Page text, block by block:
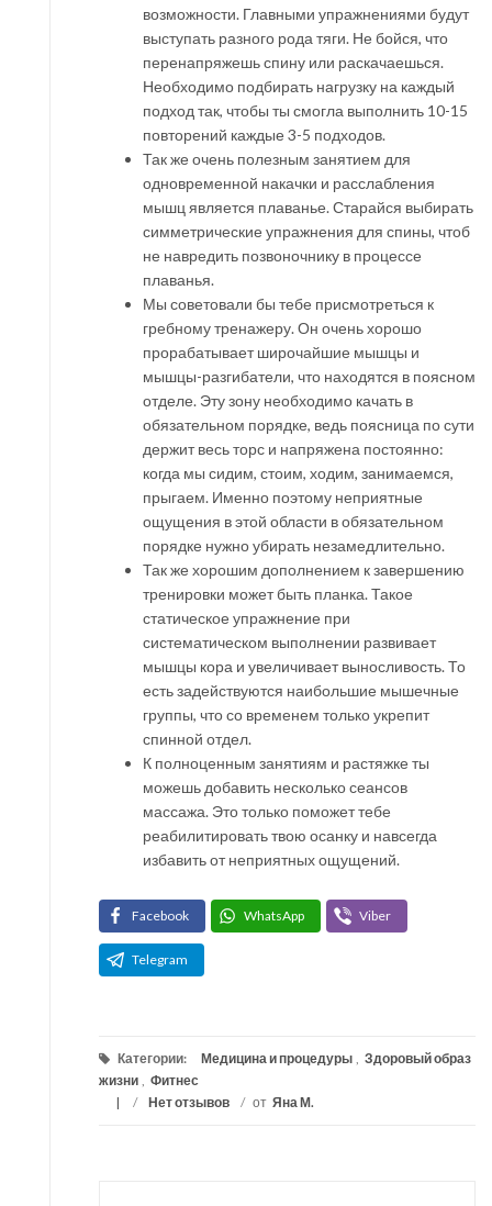
возможности. Главными упражнениями будут
выступать разного рода тяги. Не бойся, что
перенапряжешь спину или раскачаешься.
Необходимо подбирать нагрузку на каждый
подход так, чтобы ты смогла выполнить 10-15
повторений каждые 3-5 подходов.
Так же очень полезным занятием для
одновременной накачки и расслабления
мышц является плаванье. Старайся выбирать
симметрические упражнения для спины, чтоб
не навредить позвоночнику в процессе
плаванья.
Мы советовали бы тебе присмотреться к
гребному тренажеру. Он очень хорошо
прорабатывает широчайшие мышцы и
мышцы-разгибатели, что находятся в поясном
отделе. Эту зону необходимо качать в
обязательном порядке, ведь поясница по сути
держит весь торс и напряжена постоянно:
когда мы сидим, стоим, ходим, занимаемся,
прыгаем. Именно поэтому неприятные
ощущения в этой области в обязательном
порядке нужно убирать незамедлительно.
Так же хорошим дополнением к завершению
тренировки может быть планка. Такое
статическое упражнение при
систематическом выполнении развивает
мышцы кора и увеличивает выносливость. То
есть задействуются наибольшие мышечные
группы, что со временем только укрепит
спинной отдел.
К полноценным занятиям и растяжке ты
можешь добавить несколько сеансов
массажа. Это только поможет тебе
реабилитировать твою осанку и навсегда
избавить от неприятных ощущений.
Facebook WhatsApp Viber
Telegram
Категории: Медицина и процедуры , Здоровый образ
жизни , Фитнес
/
Нет отзывов / от Яна М.